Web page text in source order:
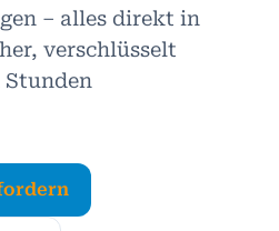
– alles direkt in
verschlüsselt